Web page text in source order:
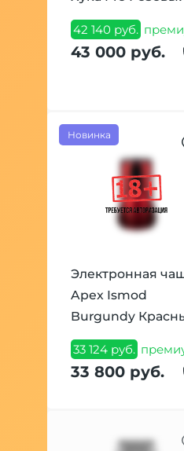
42 140 руб.
43 000 руб.
Новинка
Электронная
Apex Ismod
Burgundy
33 124 руб.
33 800 руб.